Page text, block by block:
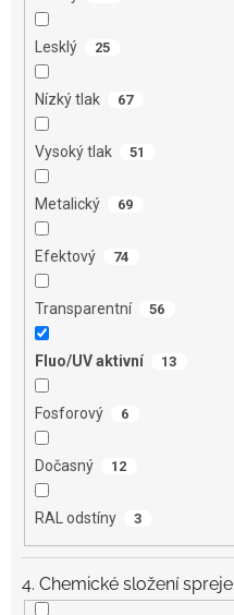
Lesklý 25
Nízký tlak 67
Vysoký tlak 51
Metalický 69
Efektový 74
Transparentní 56
Fluo/UV aktivní 13
Fosforový 6
Dočasný 12
RAL odstíny 3
4. Chemické složení spreje